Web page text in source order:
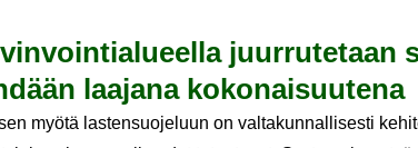
laa­ja­na ko­ko­nai­suu­te­na
myötä lastensuojeluun on valtakunnallisesti